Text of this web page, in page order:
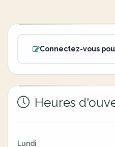
Connectez-vous
Heures
Lundi